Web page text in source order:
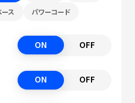
ース パワーコード
ON OFF
ON OFF